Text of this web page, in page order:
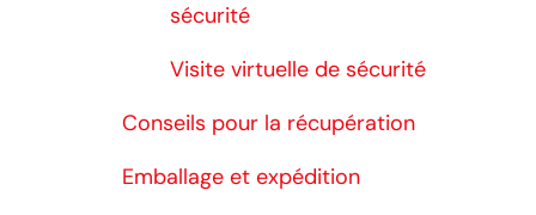
sécurité
Visite virtuelle de sécurité
Conseils pour la récupération
Emballage et expédition